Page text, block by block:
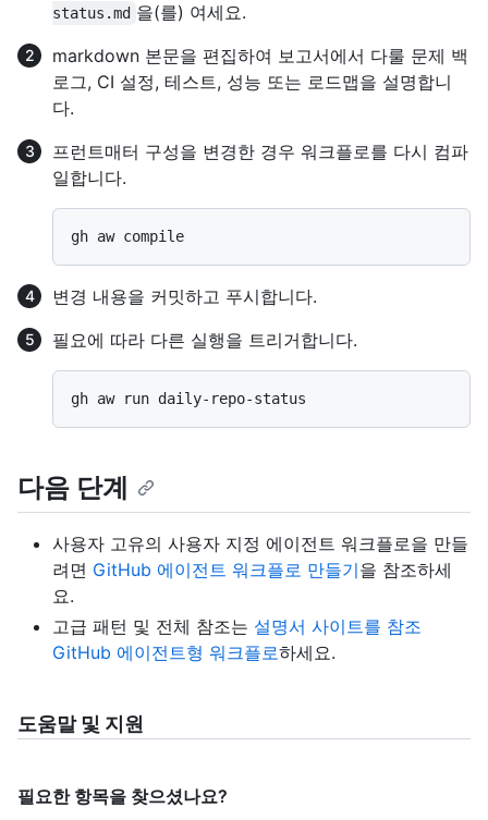
status.md 을(를) 여세요.
markdown 본문을 편집하여 보고서에서 다룰 문제 백
로그, CI 설정, 테스트, 성능 또는 로드맵을 설명합니
다.
프런트매터 구성을 변경한 경우 워크플로를 다시 컴파
일합니다.
변경 내용을 커밋하고 푸시합니다.
필요에 따라 다른 실행을 트리거합니다.
다음 단계
사용자 고유의 사용자 지정 에이전트 워크플로을 만들
려면 GitHub 에이전트 워크플로 만들기을 참조하세
요.
고급 패턴 및 전체 참조는 설명서 사이트를 참조
GitHub 에이전트형 워크플로하세요.
도움말 및 지원
필요한 항목을 찾으셨나요?